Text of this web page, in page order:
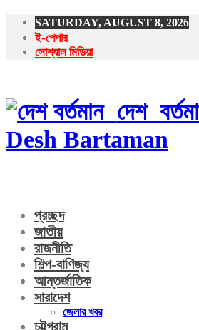
SATURDAY, AUGUST 8, 2026
ই-পেপার
সোশ্যাল মিডিয়া
দেশ
Desh Bartaman
প্রচ্ছদ
জাতীয়
রাজনীতি
শিল্প-বাণিজ্য
আন্তর্জাতিক
সারাদেশ
জেলার খবর
চট্টগ্রাম